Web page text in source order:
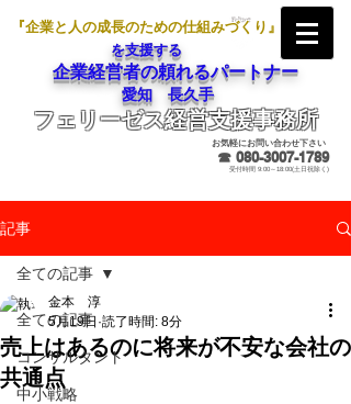
『企業と人の成長のための仕組みづくり』
を支援する
企業経営者の頼れるパートナー
愛知 長久手
フェリーゼス経営支援事務所
お気軽にお問い合わせ下さい
☎ 080-3007-1789
受付時間 9:00～18:00(土日祝除く)
記事
全ての記事
コンサルタント
中小戦略
全ての記事
売上はあるのに将来が不安な会社の
共通点
金本 淳
5月19日 読了時間: 8分